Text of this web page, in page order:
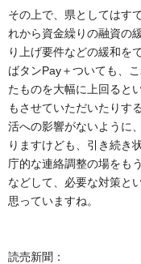
その上で、県としてはす
れから資金繰りの融資の
り上げ要件などの緩和を
ばタンPay＋ついても、
たものを大幅に上回ると
もさせていただいたりす
活への影響がないように
りますけども、引き続き
庁的な連絡調整の場をも
などして、必要な対策と
思っていますね。
読売新聞：